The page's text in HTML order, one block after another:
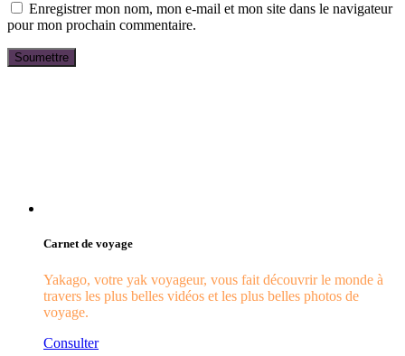
Enregistrer mon nom, mon e-mail et mon site dans le navigateur
pour mon prochain commentaire.
Carnet de voyage
Yakago, votre yak voyageur, vous fait découvrir le monde à
travers les plus belles vidéos et les plus belles photos de
voyage.
Consulter